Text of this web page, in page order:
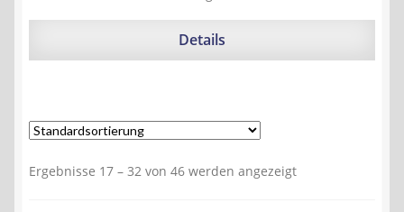
war:
ist:
Details
Ergebnisse 17 – 32 von 46 werden angezeigt